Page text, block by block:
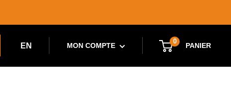
EN MON COMPTE
0
PANIER